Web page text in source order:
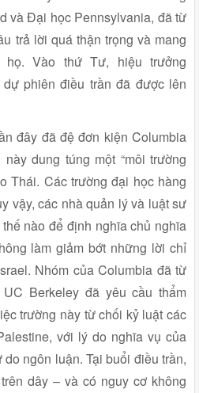
và Đại học Pennsylvania, đã từ
trả lời quá thận trọng và mang
Vào thứ Tư, hiệu trưởng
phiên điều trần đã được lên
đây đã đệ đơn kiện Columbia
dung túng một “môi trường
Thái. Các trường đại học hàng
vậy, các nhà quản lý và luật sư
nào để định nghĩa chủ nghĩa
làm giảm bớt những lời chỉ
Nhóm của Columbia đã từ
Berkeley đã yêu cầu thẩm
trường này từ chối kỷ luật các
với lý do nghĩa vụ của
ngôn luận. Tại buổi điều trần,
dây – và có nguy cơ không